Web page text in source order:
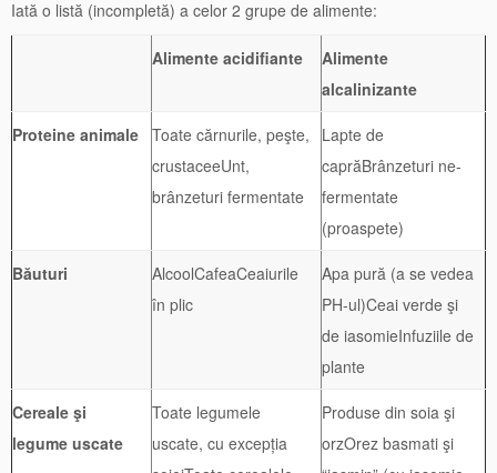
Iată o listă (incompletă) a celor 2 grupe de alimente:
Alimente acidifiante
Alimente
alcalinizante
Proteine animale Toate cărnurile, peşte,
crustaceeUnt,
brânzeturi fermentate
Lapte de
caprăBrânzeturi ne-
fermentate
(proaspete)
Băuturi
AlcoolCafeaCeaiurile
în plic
Apa pură (a se vedea
PH-ul)Ceai verde şi
de iasomieInfuziile de
plante
Cereale şi
legume uscate
Toate legumele
uscate, cu excepția
Produse din soia şi
orzOrez basmati şi